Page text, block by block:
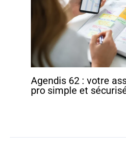
Agendis 62 : votre
pro simple et